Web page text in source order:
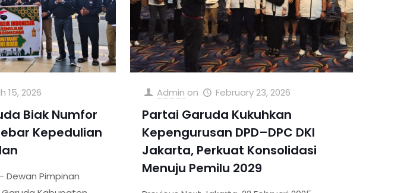
15, 2026
Biak Numfor
Kepedulian
Dewan Pimpinan
Admin on February 23, 2026
Partai Garuda Kukuhkan
Kepengurusan DPD–DPC DKI
Jakarta, Perkuat Konsolidasi
Menuju Pemilu 2029